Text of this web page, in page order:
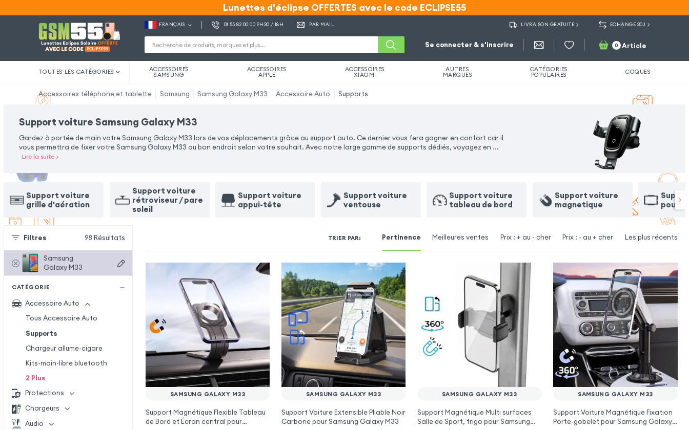
Lunettes d'éclipse OFFERTES avec le code ECLIPSE55
Lunettes d'éclipse OFFERTES avec le code ECLIPSE55
FRANÇAIS 01 55 82 00 00 9H30 / 18H PAR MAIL LIVRAISON GRATUITE ECHANGE 30J
Se connecter & s'inscrire 0 Article
TOUTES LES CATÉGORIES ACCESSOIRES
SAMSUNG
ACCESSOIRES
APPLE
ACCESSOIRES
XIAOMI
AUTRES
MARQUES
CATÉGORIES
POPULAIRES COQUES
Accessoires téléphone et tablette Samsung Samsung Galaxy M33 Accessoire Auto Supports
Support voiture Samsung Galaxy M33
Gardez à portée de main votre Samsung Galaxy M33 lors de vos déplacements grâce au support auto. Ce dernier vous fera gagner en confort car il
vous permettra de fixer votre Samsung Galaxy M33 au bon endroit selon votre souhait. Avec notre large gamme de supports dédiés, voyagez en ...
Lire la suite>
Support voiture
grille d'aération
Support voiture
rétroviseur / pare
soleil
Support voiture
appui-tête
Support voiture
ventouse
Support voiture
tableau de bord
Support voiture
magnetique
pour
Filtres 98 Résultats
Samsung
Galaxy M33
CATÉGORIE
Accessoire Auto
Tous Accessoire Auto
Supports
Chargeur allume-cigare
Kits-main-libre bluetooth
2 Plus
Protections
Chargeurs
Audio
TRIER PAR: Pertinence Meilleures ventes Prix : + au - cher Prix : - au + cher Les plus récents
SAMSUNG GALAXY M33
Support Magnétique Flexible Tableau
de Bord et Écran central pour
SAMSUNG GALAXY M33
Support Voiture Extensible Pliable Noir
Carbone pour Samsung Galaxy M33
SAMSUNG GALAXY M33
Support Magnétique Multi surfaces
Salle de Sport, frigo pour Samsung
SAMSUNG GALAXY M33
Support Voiture Magnétique Fixation
Porte-gobelet pour Samsung Galaxy